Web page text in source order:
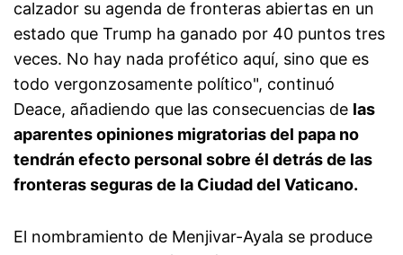
calzador su agenda de fronteras abiertas en un
estado que Trump ha ganado por 40 puntos tres
veces. No hay nada profético aquí, sino que es
todo vergonzosamente político", continuó
Deace, añadiendo que las consecuencias de las
aparentes opiniones migratorias del papa no
tendrán efecto personal sobre él detrás de las
fronteras seguras de la Ciudad del Vaticano.
El nombramiento de Menjivar-Ayala se produce